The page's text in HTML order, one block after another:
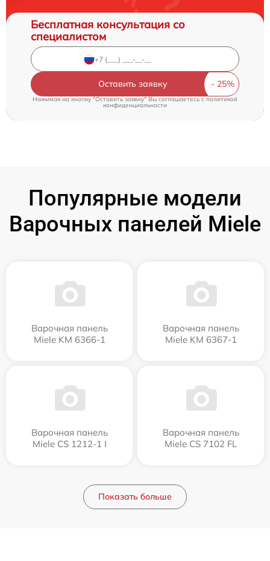
Бесплатная консультация со
специалистом
Оставить заявку
Нажимая на кнопку "Оставить заявку" Вы соглашаетесь cполитикой
конфиденциальности
Популярные модели
Варочных панелей Miele
Варочная панель
Miele KM 6366-1
Варочная панель
Miele KM 6367-1
Варочная панель
Miele CS 1212-1 I
Варочная панель
Miele CS 7102 FL
Показать больше